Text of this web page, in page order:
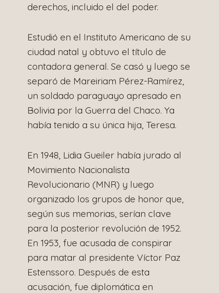
derechos, incluido el del poder.
Estudió en el Instituto Americano de su
ciudad natal y obtuvo el título de
contadora general. Se casó y luego se
separó de Mareiriam Pérez-Ramírez,
un soldado paraguayo apresado en
Bolivia por la Guerra del Chaco. Ya
había tenido a su única hija, Teresa.
En 1948, Lidia Gueiler había jurado al
Movimiento Nacionalista
Revolucionario (MNR) y luego
organizado los grupos de honor que,
según sus memorias, serían clave
para la posterior revolución de 1952.
En 1953, fue acusada de conspirar
para matar al presidente Víctor Paz
Estenssoro. Después de esta
acusación, fue diplomática en